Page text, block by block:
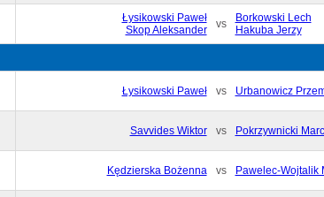
Łysikowski Paweł
Skop Aleksander
vs
Borkowski Lech
Hakuba Jerzy
Łysikowski Paweł vs Urbanowicz
Savvides Wiktor vs Pokrzywnicki
Kędzierska Bożenna vs Pawelec-Wojtalik